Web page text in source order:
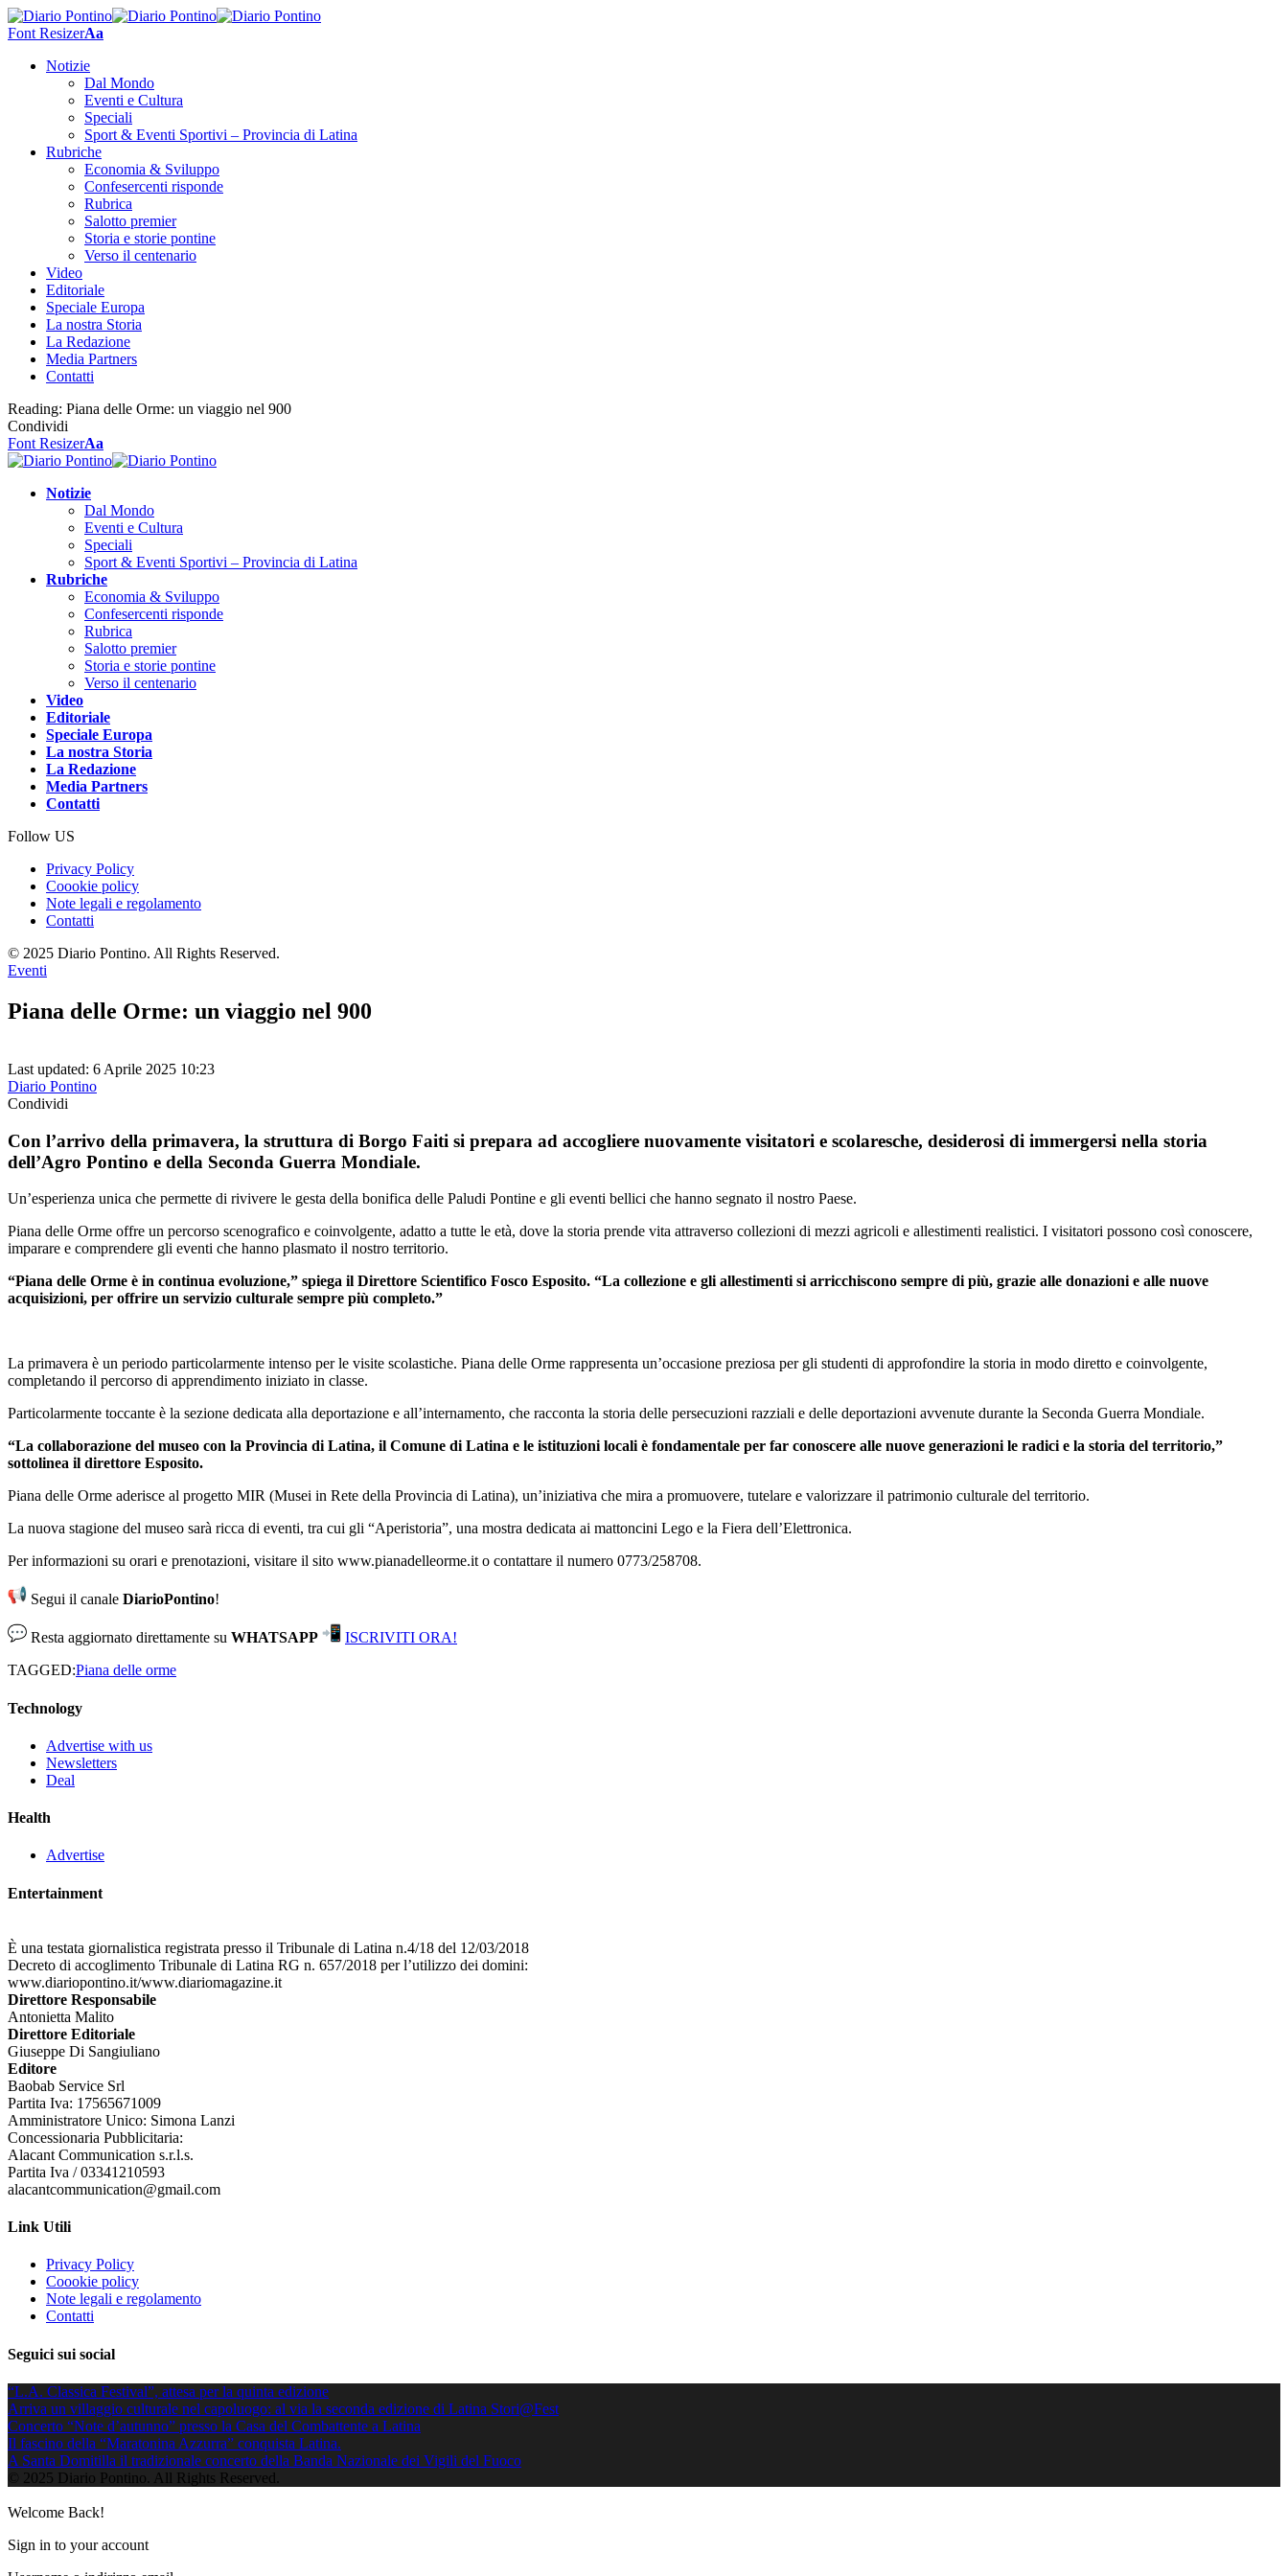
Font ResizerAa
Notizie
Dal Mondo
Eventi e Cultura
Speciali
Sport & Eventi Sportivi – Provincia di Latina
Rubriche
Economia & Sviluppo
Confesercenti risponde
Rubrica
Salotto premier
Storia e storie pontine
Verso il centenario
Video
Editoriale
Speciale Europa
La nostra Storia
La Redazione
Media Partners
Contatti
Reading: Piana delle Orme: un viaggio nel 900
Condividi
Font ResizerAa
Notizie
Dal Mondo
Eventi e Cultura
Speciali
Sport & Eventi Sportivi – Provincia di Latina
Rubriche
Economia & Sviluppo
Confesercenti risponde
Rubrica
Salotto premier
Storia e storie pontine
Verso il centenario
Video
Editoriale
Speciale Europa
La nostra Storia
La Redazione
Media Partners
Contatti
Follow US
Privacy Policy
Coookie policy
Note legali e regolamento
Contatti
© 2025 Diario Pontino. All Rights Reserved.
Eventi
Piana delle Orme: un viaggio nel 900
Last updated: 6 Aprile 2025 10:23
Diario Pontino
Condividi
Con l’arrivo della primavera, la struttura di Borgo Faiti si prepara ad accogliere nuovamente visitatori e scolaresche, desiderosi di immergersi nella storia
dell’Agro Pontino e della Seconda Guerra Mondiale.
Un’esperienza unica che permette di rivivere le gesta della bonifica delle Paludi Pontine e gli eventi bellici che hanno segnato il nostro Paese.
Piana delle Orme offre un percorso scenografico e coinvolgente, adatto a tutte le età, dove la storia prende vita attraverso collezioni di mezzi agricoli e allestimenti realistici. I visitatori possono così conoscere,
imparare e comprendere gli eventi che hanno plasmato il nostro territorio.
“Piana delle Orme è in continua evoluzione,” spiega il Direttore Scientifico Fosco Esposito. “La collezione e gli allestimenti si arricchiscono sempre di più, grazie alle donazioni e alle nuove
acquisizioni, per offrire un servizio culturale sempre più completo.”
La primavera è un periodo particolarmente intenso per le visite scolastiche. Piana delle Orme rappresenta un’occasione preziosa per gli studenti di approfondire la storia in modo diretto e coinvolgente,
completando il percorso di apprendimento iniziato in classe.
Particolarmente toccante è la sezione dedicata alla deportazione e all’internamento, che racconta la storia delle persecuzioni razziali e delle deportazioni avvenute durante la Seconda Guerra Mondiale.
“La collaborazione del museo con la Provincia di Latina, il Comune di Latina e le istituzioni locali è fondamentale per far conoscere alle nuove generazioni le radici e la storia del territorio,”
sottolinea il direttore Esposito.
Piana delle Orme aderisce al progetto MIR (Musei in Rete della Provincia di Latina), un’iniziativa che mira a promuovere, tutelare e valorizzare il patrimonio culturale del territorio.
La nuova stagione del museo sarà ricca di eventi, tra cui gli “Aperistoria”, una mostra dedicata ai mattoncini Lego e la Fiera dell’Elettronica.
Per informazioni su orari e prenotazioni, visitare il sito www.pianadelleorme.it o contattare il numero 0773/258708.
Segui il canale DiarioPontino!
Resta aggiornato direttamente su WHATSAPP
ISCRIVITI ORA!
TAGGED:Piana delle orme
Technology
Advertise with us
Newsletters
Deal
Health
Advertise
Entertainment
È una testata giornalistica registrata presso il Tribunale di Latina n.4/18 del 12/03/2018
Decreto di accoglimento Tribunale di Latina RG n. 657/2018 per l’utilizzo dei domini:
www.diariopontino.it/www.diariomagazine.it
Direttore Responsabile
Antonietta Malito
Direttore Editoriale
Giuseppe Di Sangiuliano
Editore
Baobab Service Srl
Partita Iva: 17565671009
Amministratore Unico: Simona Lanzi
Concessionaria Pubblicitaria:
Alacant Communication s.r.l.s.
Partita Iva / 03341210593
alacantcommunication@gmail.com
Link Utili
Privacy Policy
Coookie policy
Note legali e regolamento
Contatti
Seguici sui social
“L.A. Classica Festival”, attesa per la quinta edizione
Arriva un villaggio culturale nel capoluogo: al via la seconda edizione di Latina Stori@Fest
Concerto “Note d’autunno” presso la Casa del Combattente a Latina
Il fascino della “Maratonina Azzurra” conquista Latina.
A Santa Domitilla il tradizionale concerto della Banda Nazionale dei Vigili del Fuoco
© 2025 Diario Pontino. All Rights Reserved.
Welcome Back!
Sign in to your account